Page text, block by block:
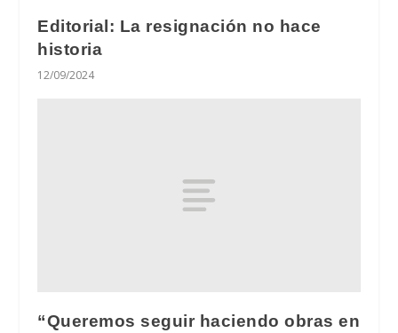
Editorial: La resignación no hace
historia
12/09/2024
“Queremos seguir haciendo obras en